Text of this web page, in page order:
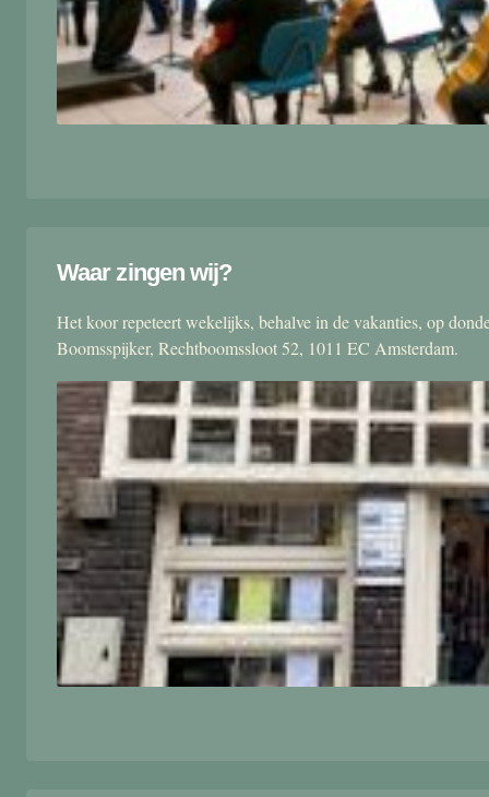
Waar zingen wij?
Het koor repeteert wekelijks, behalve in de vakanties, op
Boomsspijker, Rechtboomssloot 52, 1011 EC Amsterdam.